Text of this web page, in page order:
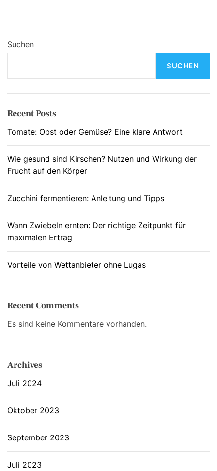
a
n
a
v
i
g
a
i
o
Suchen
SUCHEN
Recent Posts
Tomate: Obst oder Gemüse? Eine klare Antwort
Wie gesund sind Kirschen? Nutzen und Wirkung der
Frucht auf den Körper
Zucchini fermentieren: Anleitung und Tipps
Wann Zwiebeln ernten: Der richtige Zeitpunkt für
maximalen Ertrag
Vorteile von Wettanbieter ohne Lugas
Recent Comments
Es sind keine Kommentare vorhanden.
Archives
Juli 2024
Oktober 2023
September 2023
Juli 2023